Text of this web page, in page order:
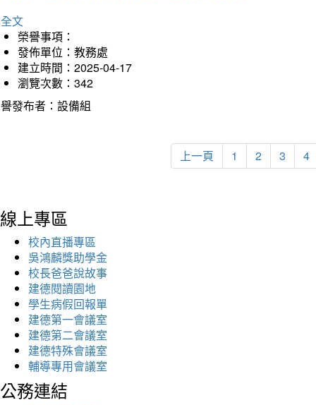
文
榮譽事項：
發佈單位：教務處
建立時間：2025-04-17
瀏覽次數：342
發布者：設備組
上一頁 1 2 3 4
線上專區
校內直播專區
吳鴻麟獎助學金
校長爸爸說故事
建德閱讀園地
學生病假回報單
建德第一會議室
建德第二會議室
建德特殊會議室
輔導專用會議室
公務連結